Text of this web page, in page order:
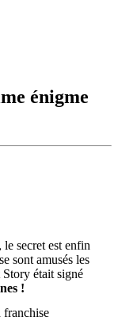
énigme
secret est enfin
sont amusés les
Story était signé
!
franchise